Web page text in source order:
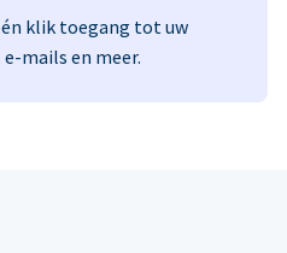
klik toegang tot uw
mails en meer.